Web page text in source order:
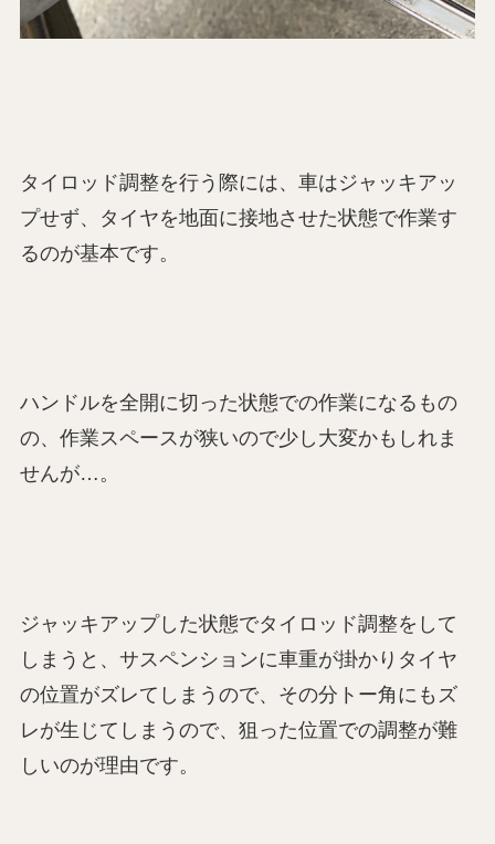
タイロッド調整を行う際には、車はジャッキアッ
プせず、タイヤを地面に接地させた状態で作業す
るのが基本です。
ハンドルを全開に切った状態での作業になるもの
の、作業スペースが狭いので少し大変かもしれま
せんが…。
ジャッキアップした状態でタイロッド調整をして
しまうと、サスペンションに車重が掛かりタイヤ
の位置がズレてしまうので、その分トー角にもズ
レが生じてしまうので、狙った位置での調整が難
しいのが理由です。